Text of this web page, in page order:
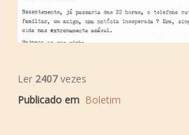
Ler 2407vezes
Publicado em Boletim